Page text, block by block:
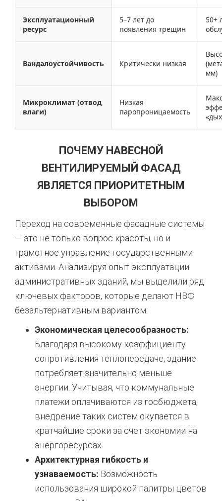
Эксплуатационный
ресурс
5–7 лет до
появления трещин
50+
Вандалоустойчивость Критически низкая
мм)
Микроклимат (отвод
влаги)
Низкая
паропроницаемость
ПОЧЕМУ НАВЕСНОЙ
ВЕНТИЛИРУЕМЫЙ ФАСАД
ЯВЛЯЕТСЯ ПРИОРИТЕТНЫМ
ВЫБОРОМ
Переход на современные фасадные системы
— это не только вопрос красоты, но и
грамотное управление государственными
активами. Анализируя опыт эксплуатации
административных зданий, мы выделили ряд
ключевых факторов, которые делают НВФ
безальтернативным вариантом:
Экономическая целесообразность:
Благодаря высокому коэффициенту
сопротивления теплопередаче, здание
потребляет значительно меньше
энергии. Учитывая, что коммунальные
платежи оплачиваются из госбюджета,
внедрение таких систем окупается в
кратчайшие сроки за счет экономии на
энергоресурсах.
Архитектурная гибкость и
узнаваемость: Возможность
использования широкой палитры цветов